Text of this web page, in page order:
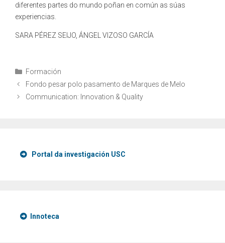
diferentes partes do mundo poñan en común as súas
experiencias.
SARA PÉREZ SEIJO, ÁNGEL VIZOSO GARCÍA
Categories
Formación
Fondo pesar polo pasamento de Marques de Melo
Communication: Innovation & Quality
Portal da investigación USC
Innoteca